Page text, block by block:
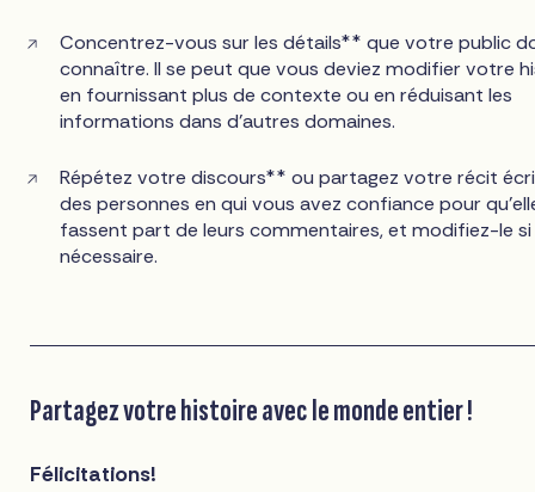
Concentrez-vous sur les détails** que votre public
connaître. Il se peut que vous deviez modifier votre
en fournissant plus de contexte ou en réduisant les
informations dans d'autres domaines.
Répétez votre discours** ou partagez votre récit
des personnes en qui vous avez confiance pour
fassent part de leurs commentaires, et modifiez-le si
nécessaire.
Partagez votre histoire avec le monde entier !
Félicitations!